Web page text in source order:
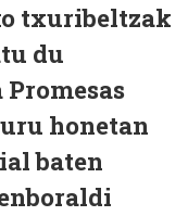
txuribeltzak
du
honetan
baten